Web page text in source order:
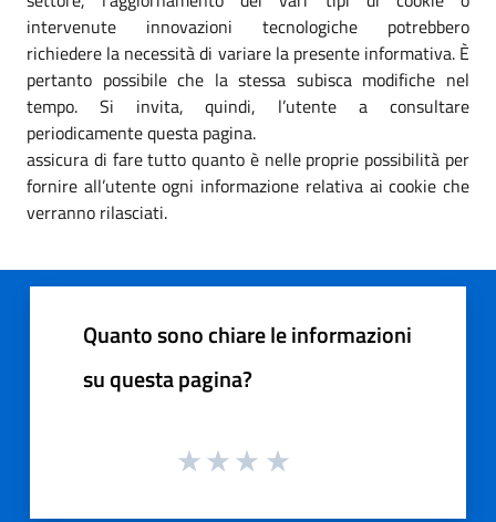
intervenute innovazioni tecnologiche potrebbero
richiedere la necessità di variare la presente informativa. È
pertanto possibile che la stessa subisca modifiche nel
tempo. Si invita, quindi, l’utente a consultare
periodicamente questa pagina.
assicura di fare tutto quanto è nelle proprie possibilità per
fornire all’utente ogni informazione relativa ai cookie che
verranno rilasciati.
Quanto sono chiare le informazioni
su questa pagina?